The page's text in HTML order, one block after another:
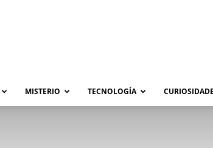
MISTERIO TECNOLOGÍA